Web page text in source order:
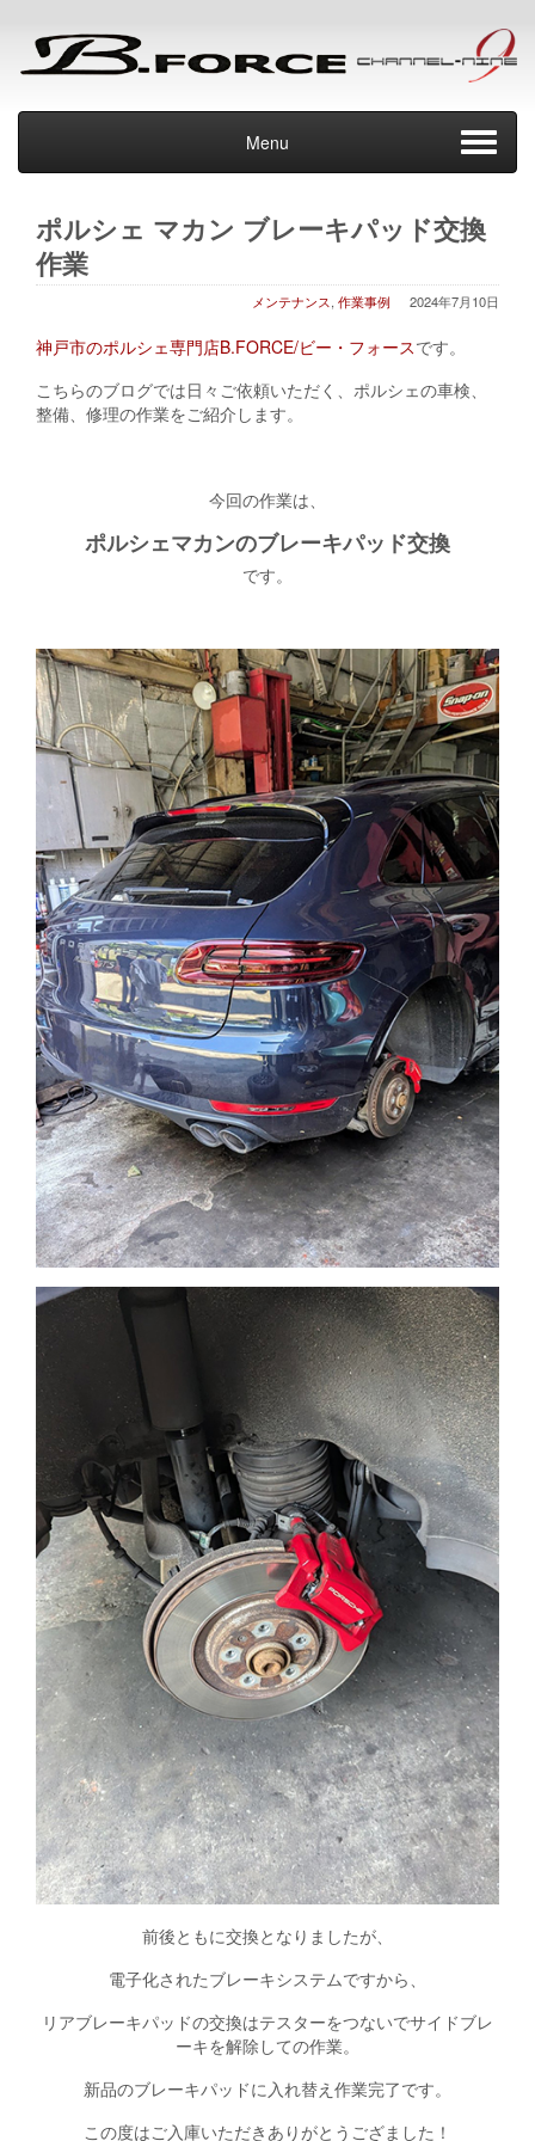
Menu
ポルシェ マカン ブレーキパッド交換
作業
2024年7月10日
メンテナンス, 作業事例
神戸市のポルシェ専門店B.FORCE/ビー・フォースです。
こちらのブログでは日々ご依頼いただく、ポルシェの車検、
整備、修理の作業をご紹介します。
今回の作業は、
ポルシェマカンのブレーキパッド交換
です。
前後ともに交換となりましたが、
電子化されたブレーキシステムですから、
リアブレーキパッドの交換はテスターをつないでサイドブレ
ーキを解除しての作業。
新品のブレーキパッドに入れ替え作業完了です。
この度はご入庫いただきありがとうござました！